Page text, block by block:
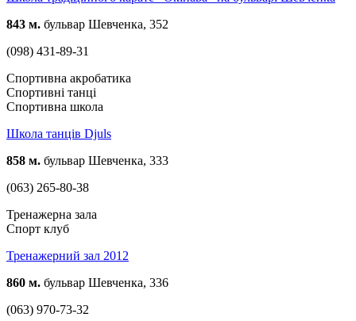
843 м. бульвар Шевченка, 352
(098) 431-89-31
Спортивна акробатика
Спортивні танці
Спортивна школа
Школа танців Djuls
858 м. бульвар Шевченка, 333
(063) 265-80-38
Тренажерна зала
Спорт клуб
Тренажерний зал 2012
860 м. бульвар Шевченка, 336
(063) 970-73-32